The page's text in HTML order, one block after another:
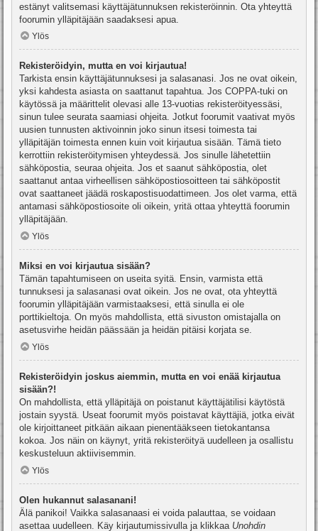
estänyt valitsemasi käyttäjätunnuksen rekisteröinnin. Ota yhteyttä
foorumin ylläpitäjään saadaksesi apua.
Ylös
Rekisteröidyin, mutta en voi kirjautua!
Tarkista ensin käyttäjätunnuksesi ja salasanasi. Jos ne ovat oikein,
yksi kahdesta asiasta on saattanut tapahtua. Jos COPPA-tuki on
käytössä ja määrittelit olevasi alle 13-vuotias rekisteröityessäsi,
sinun tulee seurata saamiasi ohjeita. Jotkut foorumit vaativat myös
uusien tunnusten aktivoinnin joko sinun itsesi toimesta tai
ylläpitäjän toimesta ennen kuin voit kirjautua sisään. Tämä tieto
kerrottiin rekisteröitymisen yhteydessä. Jos sinulle lähetettiin
sähköpostia, seuraa ohjeita. Jos et saanut sähköpostia, olet
saattanut antaa virheellisen sähköpostiosoitteen tai sähköpostit
ovat saattaneet jäädä roskapostisuodattimeen. Jos olet varma, että
antamasi sähköpostiosoite oli oikein, yritä ottaa yhteyttä foorumin
ylläpitäjään.
Ylös
Miksi en voi kirjautua sisään?
Tämän tapahtumiseen on useita syitä. Ensin, varmista että
tunnuksesi ja salasanasi ovat oikein. Jos ne ovat, ota yhteyttä
foorumin ylläpitäjään varmistaaksesi, että sinulla ei ole
porttikieltoja. On myös mahdollista, että sivuston omistajalla on
asetusvirhe heidän päässään ja heidän pitäisi korjata se.
Ylös
Rekisteröidyin joskus aiemmin, mutta en voi enää kirjautua
sisään?!
On mahdollista, että ylläpitäjä on poistanut käyttäjätilisi käytöstä
jostain syystä. Useat foorumit myös poistavat käyttäjiä, jotka eivät
ole kirjoittaneet pitkään aikaan pienentääkseen tietokantansa
kokoa. Jos näin on käynyt, yritä rekisteröityä uudelleen ja osallistu
keskusteluun aktiivisemmin.
Ylös
Olen hukannut salasanani!
Älä panikoi! Vaikka salasanaasi ei voida palauttaa, se voidaan
asettaa uudelleen. Käy kirjautumissivulla ja klikkaa Unohdin